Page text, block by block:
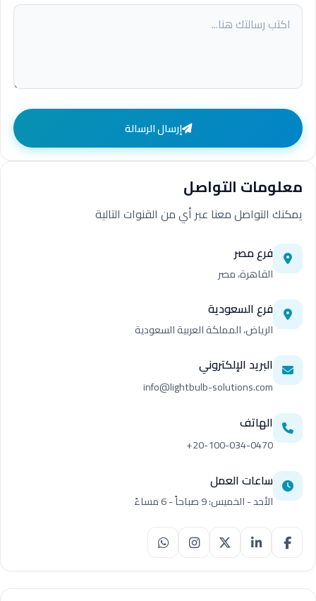
إرسال الرسالة
معلومات التواصل
يمكنك التواصل معنا عبر أي من القنوات التالية
فرع مصر
القاهرة، مصر
فرع السعودية
الرياض، المملكة العربية السعودية
البريد الإلكتروني
info@lightbulb-solutions.com
الهاتف
+20-100-034-0470
ساعات العمل
الأحد - الخميس: 9 صباحاً - 6 مساءً